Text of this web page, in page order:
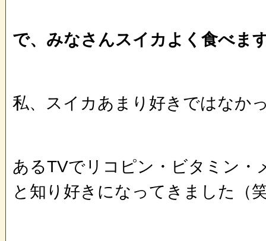
で、みなさんスイカよく食べま
私、スイカあまり好きではなか
あるTVでリコピン・ビタミン・
と知り好きになってきました（